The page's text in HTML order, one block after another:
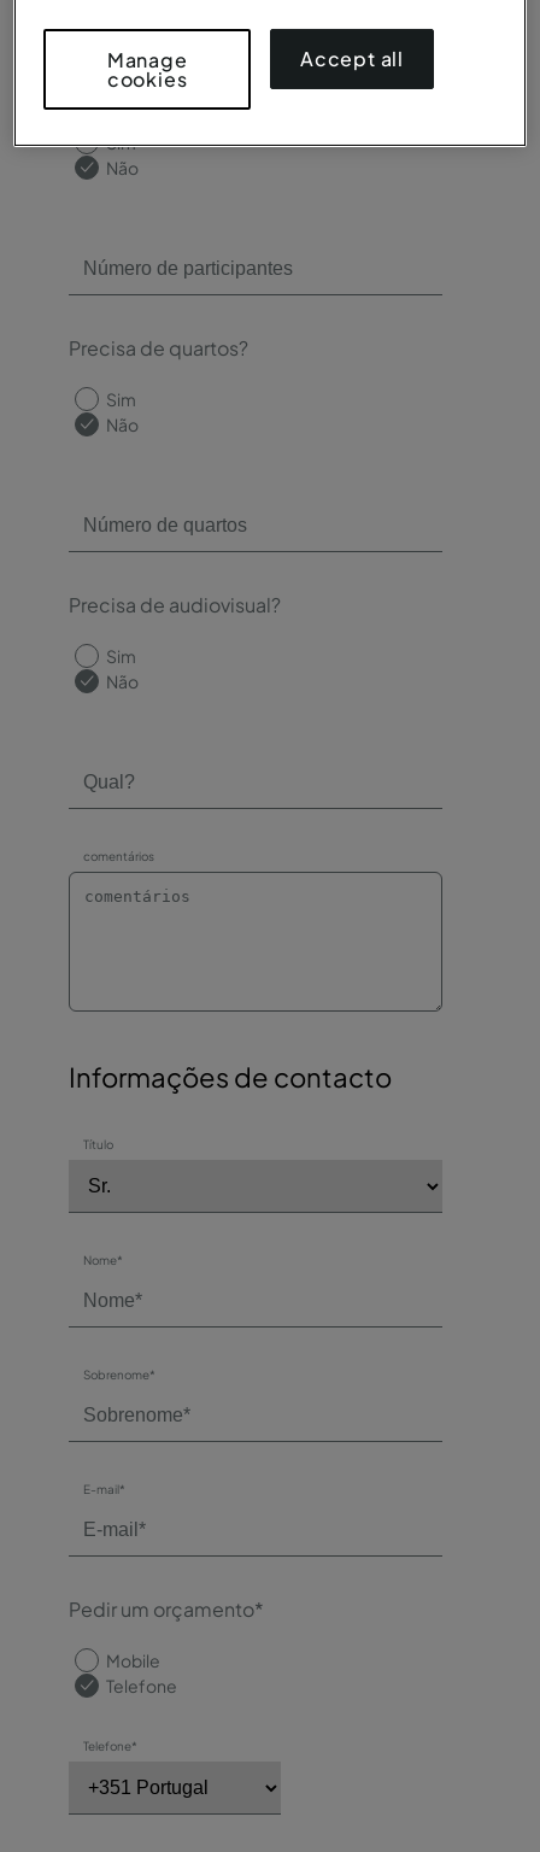
Precisa de catering?
Sim
Não
Precisa de quartos?
Sim
Não
Precisa de audiovisual?
Sim
Não
comentários
Informações de contacto
Título
Nome*
Sobrenome*
E-mail*
Pedir um orçamento*
Mobile
Telefone
Telefone*
Manage
cookies
Accept all